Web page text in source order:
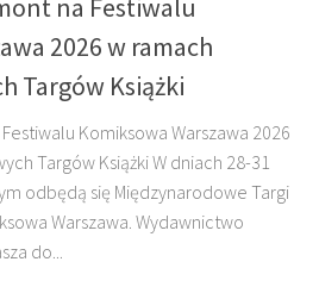
2026 w ramach
Targów Książki
Komiksowa Warszawa 2026
Targów Książki W dniach 28-31
odbędą się Międzynarodowe Targi
Warszawa. Wydawnictwo
do...